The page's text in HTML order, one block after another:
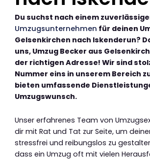
Du suchst nach einem
Umzugsunternehmen für deinen
Gelsenkirchen nach Iskenderun?
uns, Umzug Becker aus
der richtigen Adresse! Wir sind
Nummer eins in unserem Bereich
bieten umfassende
Umzugswunsch.
Unser erfahrenes Team von
dir mit Rat und Tat zur Seite, um
stressfrei und reibungslos zu
dass ein Umzug oft mit vielen